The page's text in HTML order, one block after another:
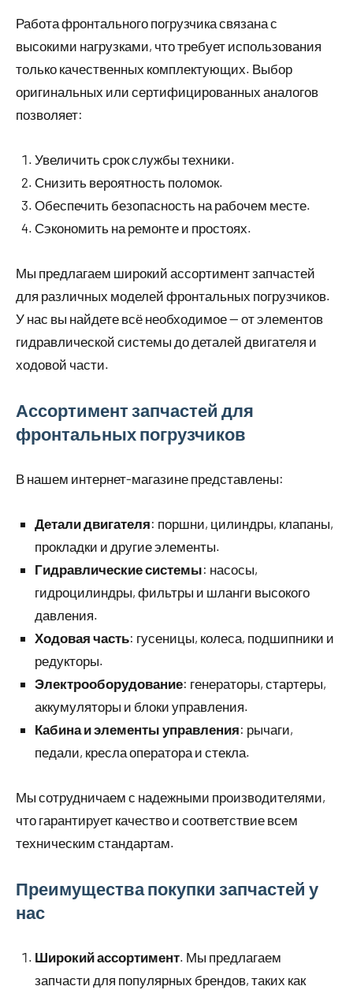
Работа фронтального погрузчика связана с
высокими нагрузками, что требует использования
только качественных комплектующих. Выбор
оригинальных или сертифицированных аналогов
позволяет:
Увеличить срок службы техники.
Снизить вероятность поломок.
Обеспечить безопасность на рабочем месте.
Сэкономить на ремонте и простоях.
Мы предлагаем широкий ассортимент запчастей
для различных моделей фронтальных погрузчиков.
У нас вы найдете всё необходимое — от элементов
гидравлической системы до деталей двигателя и
ходовой части.
Ассортимент запчастей для
фронтальных погрузчиков
В нашем интернет-магазине представлены:
Детали двигателя: поршни, цилиндры, клапаны,
прокладки и другие элементы.
Гидравлические системы: насосы,
гидроцилиндры, фильтры и шланги высокого
давления.
Ходовая часть: гусеницы, колеса, подшипники и
редукторы.
Электрооборудование: генераторы, стартеры,
аккумуляторы и блоки управления.
Кабина и элементы управления: рычаги,
педали, кресла оператора и стекла.
Мы сотрудничаем с надежными производителями,
что гарантирует качество и соответствие всем
техническим стандартам.
Преимущества покупки запчастей у
нас
Широкий ассортимент. Мы предлагаем
запчасти для популярных брендов, таких как